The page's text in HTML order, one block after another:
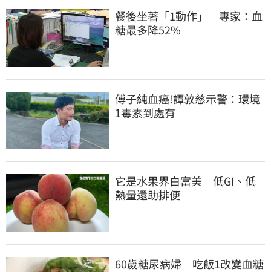
餐後坐著「1動作」　專家：血
糖最多降52%
傅子純血癌!譚敦慈示警：環境
1毒素到處有
它是水果界白富美　低GI、低
熱量還助排便
60歲糖尿病婦　吃飯1改變血糖